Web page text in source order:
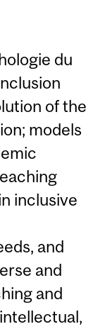
du
of the
models
inclusive
and
and
and